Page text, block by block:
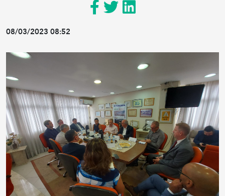
08/03/2023 08:52